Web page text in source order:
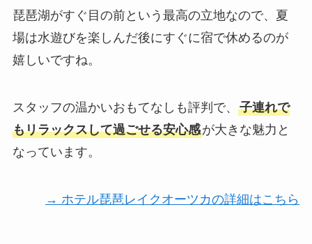
琵琶湖がすぐ目の前という最高の立地なので、夏
場は水遊びを楽しんだ後にすぐに宿で休めるのが
嬉しいですね。
スタッフの温かいおもてなしも評判で、 子連れで
もリラックスして過ごせる安心感が大きな魅力と
なっています。
→ ホテル琵琶レイクオーツカの詳細はこちら